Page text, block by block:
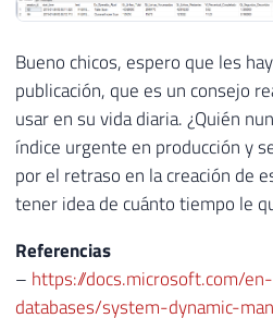
25
26
27
29
30
31
32
34
35
        B
.login_time
        B
.[ host_name
        B
        B
        B
.
        D
.[text]
),
contabilizacao AS
*,
Bueno chicos, espero que les
publicación, que es un consejo
usar en su vida diaria. ¿Quién
índice urgente en producción y
por el retraso en la creación de
tener idea de cuánto tiempo le
Referencias
– https://docs.microsoft.com/
databases/system-dynamic-